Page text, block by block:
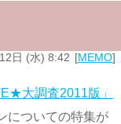
日 (水) 8:42 MEMO
大調査2011版」
についての特集が